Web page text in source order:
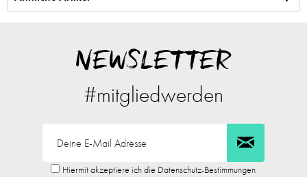
NEWSLETTER
#mitgliedwerden
Hiermit akzeptiere ich die Datenschutz-Bestimmungen